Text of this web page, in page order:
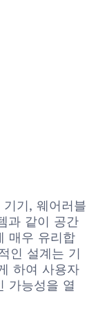
기, 웨어러블
과 같이 공간
매우 유리합
인 설계는 기
하여 사용자
가능성을 열